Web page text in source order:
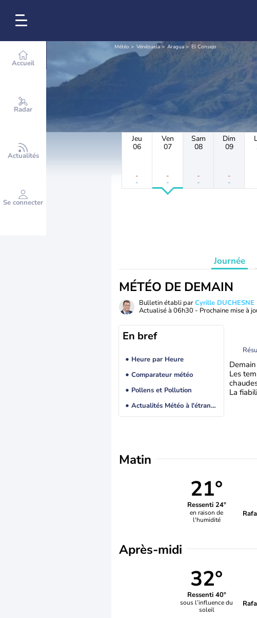
Accueil
Radar
Actualités
Se connecter
Météo Vénézuela Aragua El Consejo
Jeu
06
-
-
Ven
07
-
-
Sam
08
-
-
Dim
09
-
-
Journée
MÉTÉO DE DEMAIN
Bulletin établi parCyrille DUCHESNE
Actualisé à 06h30 - Prochaine mise à
En bref
Heure par Heure
Comparateur météo
Pollens et Pollution
Actualités Météo à l'étranger
Les
La
Matin
21°
Ressenti 24°
en raison de
l'humidité
Après-midi
32°
Ressenti 40°
sous l’influence du
soleil